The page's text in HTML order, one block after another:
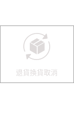
退貨換貨取消